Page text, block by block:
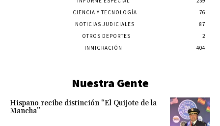
CIENCIA Y TECNOLOGÍA
76
NOTICIAS JUDICIALES
87
OTROS DEPORTES
2
INMIGRACIÓN
404
Nuestra Gente
Hispano recibe distinción “El Quijote de la
Mancha”